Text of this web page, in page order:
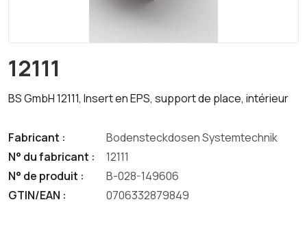
12111
BS GmbH 12111, Insert en EPS, support de place, intérieur
Fabricant :
Bodensteckdosen Systemtechnik
N° du fabricant :
12111
N° de produit :
B-028-149606
GTIN/EAN :
0706332879849